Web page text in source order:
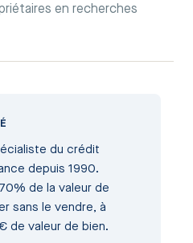
en recherches
du crédit
depuis 1990.
de la valeur de
sans le vendre, à
de valeur de bien.